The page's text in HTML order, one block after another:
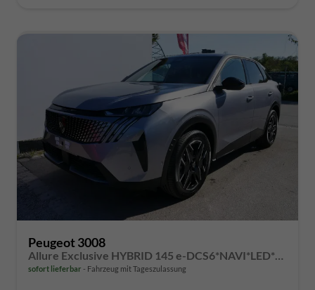
Peugeot 3008
Allure Exclusive HYBRID 145 e-DCS6*NAVI*LED*PDC*360*KAMERA*TEMPOMAT*19-ZOLL-ALU
sofort lieferbar Fahrzeug mit Tageszulassung